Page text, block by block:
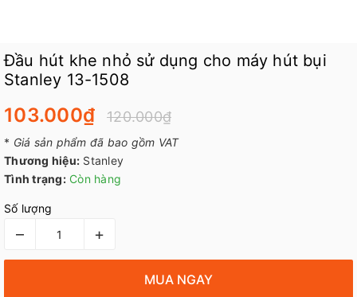
Đầu hút khe nhỏ sử dụng cho máy hút bụi
Stanley 13-1508
103.000₫ 120.000₫
* Giá sản phẩm đã bao gồm VAT
Thương hiệu: Stanley
Tình trạng: Còn hàng
Số lượng
– +
MUA NGAY